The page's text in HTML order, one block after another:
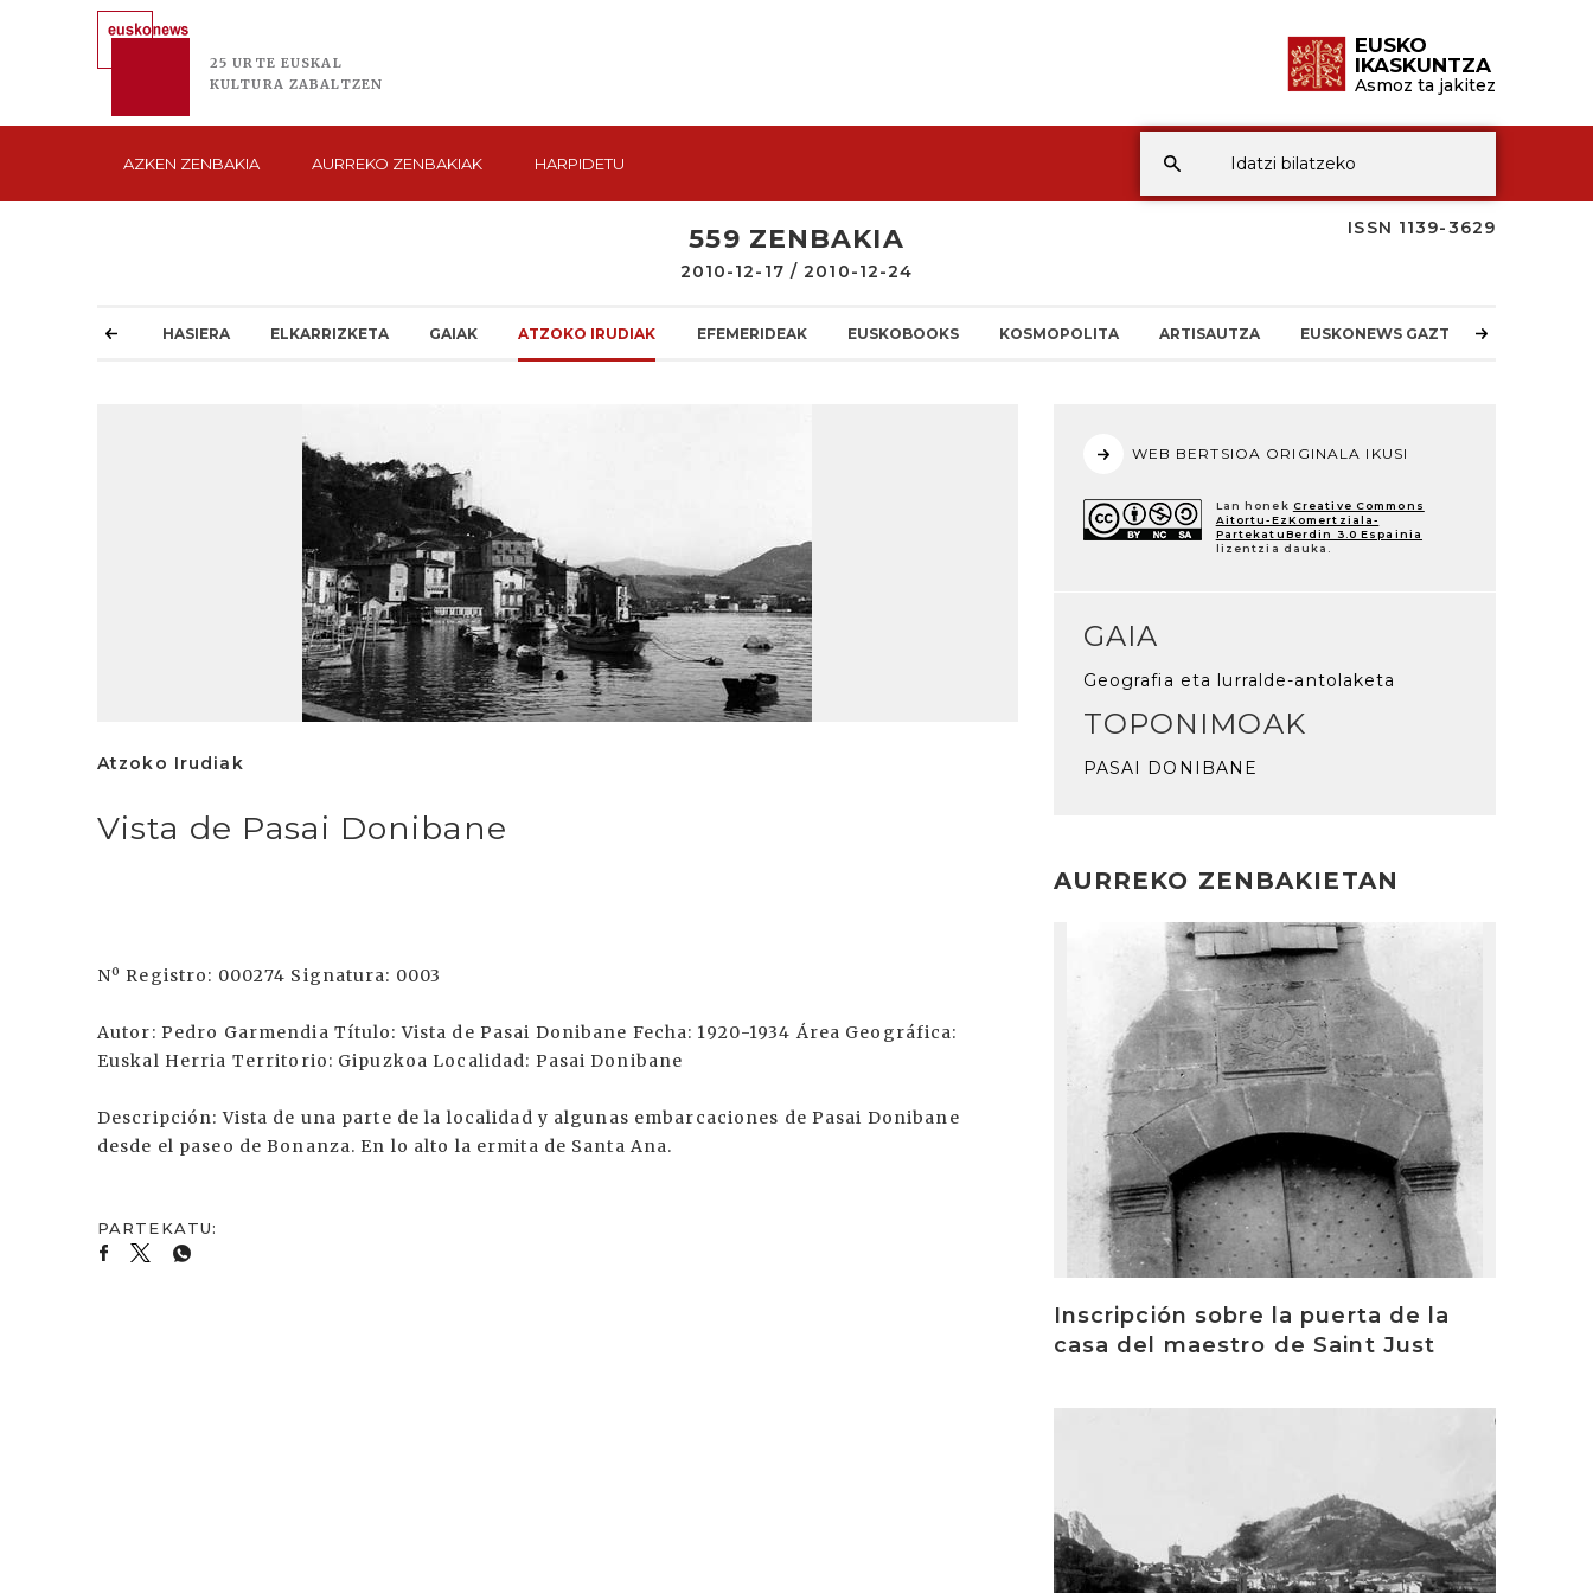
25 URTE EUSKAL
KULTURA ZABALTZEN
EUSKO
IKASKUNTZA
Asmoz ta jakitez
AZKEN ZENBAKIA AURREKO ZENBAKIAK HARPIDETU
ISSN 1139-3629
559 ZENBAKIA
2010-12-17 / 2010-12-24
HASIERA ELKARRIZKETA GAIAK ATZOKO IRUDIAK EFEMERIDEAK EUSKOBOOKS KOSMOPOLITA ARTISAUTZA EUSKONEWS GAZTEA
Atzoko Irudiak
Vista de Pasai Donibane
Nº Registro: 000274 Signatura: 0003
Autor: Pedro Garmendia Título: Vista de Pasai Donibane Fecha: 1920-1934 Área Geográfica:
Euskal Herria Territorio: Gipuzkoa Localidad: Pasai Donibane
Descripción: Vista de una parte de la localidad y algunas embarcaciones de Pasai Donibane
desde el paseo de Bonanza. En lo alto la ermita de Santa Ana.
WEB BERTSIOA ORIGINALA IKUSI
Lan honek Creative Commons
Aitortu-EzKomertziala-
PartekatuBerdin 3.0 Espainia
lizentzia dauka.
GAIA
Geografia eta lurralde-antolaketa
TOPONIMOAK
PASAI DONIBANE
AURREKO ZENBAKIETAN
Inscripción sobre la puerta de la
casa del maestro de Saint Just